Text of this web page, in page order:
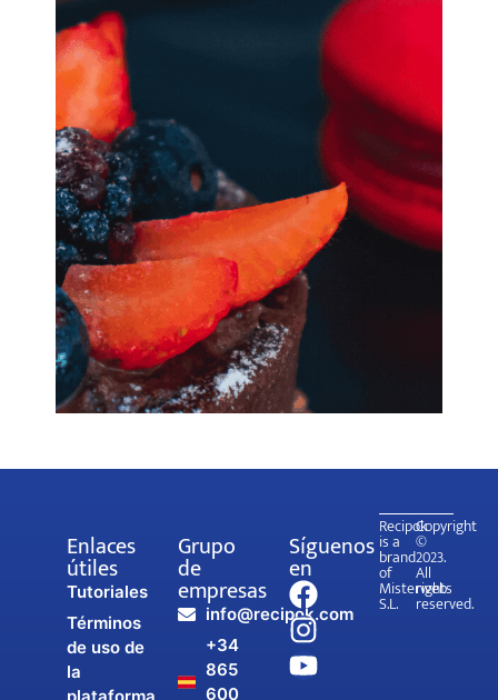
Enlaces
útiles
Tutoriales
Términos
de uso de
la
plataforma
Grupo
de
empresas
info@recipok.com
+34
865
600
Síguenos
en
Recipok
is a
brand
of
Misterweb
S.L.
Copyright
©
2023.
All
rights
reserved.